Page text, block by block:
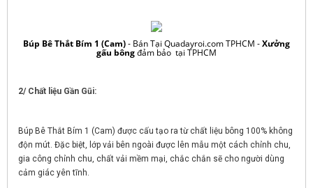
Búp Bê Thắt Bím 1 (Cam)- Bán Tại Quadayroi.com TPHCM -Xưởng
gấu bôngđảm bảo tại TPHCM
2/ Chất liệu Gần Gũi:
Búp Bê Thắt Bím 1 (Cam) được cấu tạo ra từ chất liệu bông 100% không
độn mút. Đặc biệt, lớp vải bên ngoài được lên mẫu một cách chỉnh chu,
gia công chỉnh chu, chất vải mềm mại, chắc chắn sẽ cho người dùng
cảm giác yên tĩnh.